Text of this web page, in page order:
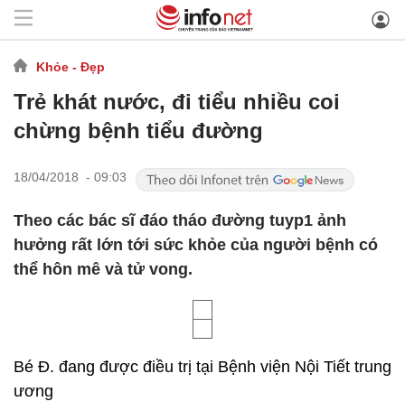
Khỏe - Đẹp
Trẻ khát nước, đi tiểu nhiều coi
chừng bệnh tiểu đường
18/04/2018 - 09:03
Theo các bác sĩ đáo tháo đường tuyp1 ảnh
hưởng rất lớn tới sức khỏe của người bệnh có
thể hôn mê và tử vong.
Bé Đ. đang được điều trị tại Bệnh viện Nội Tiết trung
ương